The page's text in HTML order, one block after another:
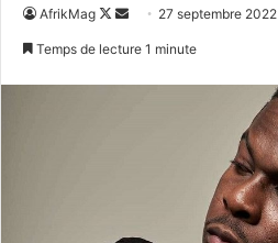
AfrikMag
Follow
Envoyer27 septembre 2022
Temps de lecture 1 minute